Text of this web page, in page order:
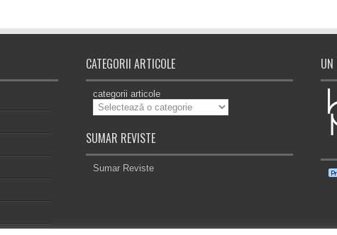
CATEGORII ARTICOLE
categorii articole
SUMAR REVISTE
Sumar Reviste
UN